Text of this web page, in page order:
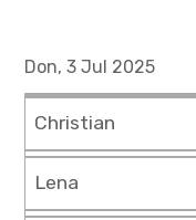
Don, 3 Jul 2025
Christian
Lena